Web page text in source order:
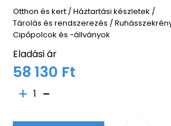
Otthon és kert /Háztartási készletek /
Tárolás és rendszerezés /
Cipőpolcok és -állványok
Eladási ár
58 130 Ft
1